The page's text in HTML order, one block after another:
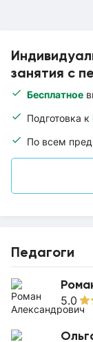
занятия с
Бесплатное
Подготовка к
По всем
Педагоги
5.0